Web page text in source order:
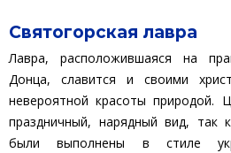
Святогорская лавра
Лавра, расположившаяся на
Донца, славится и своими
невероятной красоты природой.
праздничный, нарядный вид, так
были выполнены в стиле